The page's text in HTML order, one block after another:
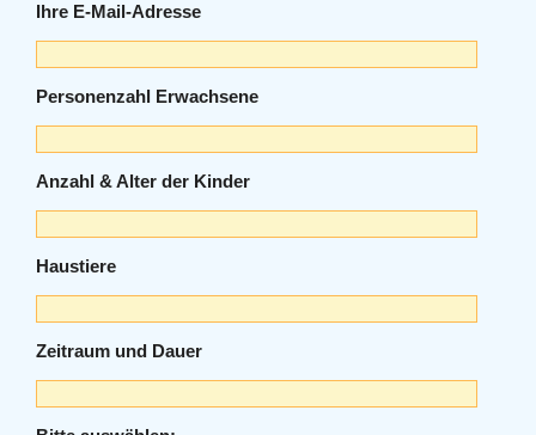
Ihre E-Mail-Adresse
Personenzahl Erwachsene
Anzahl & Alter der Kinder
Haustiere
Zeitraum und Dauer